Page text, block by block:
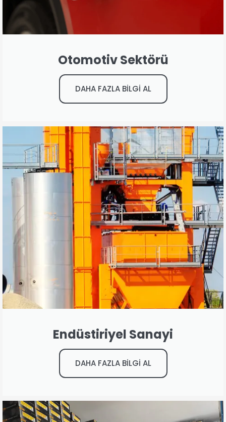
Otomotiv Sektörü
DAHA FAZLA BİLGİ AL
Endüstiriyel Sanayi
DAHA FAZLA BİLGİ AL